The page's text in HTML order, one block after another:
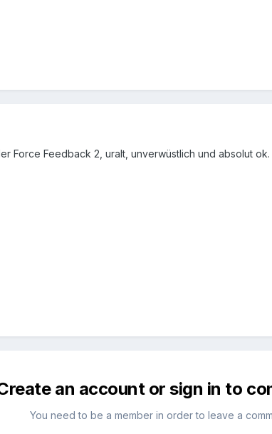
Force Feedback 2, uralt, unverwüstlich und absolut ok.
an account or sign in to
You need to be a member in order to leave a